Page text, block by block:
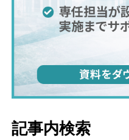
記事内検索